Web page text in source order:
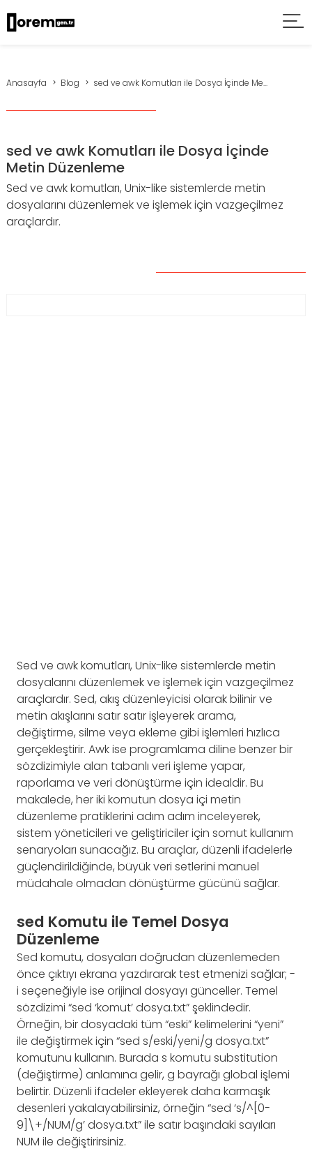
Anasayfa Blog sed ve awk Komutları ile Dosya İçinde Me...
sed ve awk Komutları ile Dosya İçinde
Metin Düzenleme
Sed ve awk komutları, Unix-like sistemlerde metin
dosyalarını düzenlemek ve işlemek için vazgeçilmez
araçlardır.
Sed ve awk komutları, Unix-like sistemlerde metin
dosyalarını düzenlemek ve işlemek için vazgeçilmez
araçlardır. Sed, akış düzenleyicisi olarak bilinir ve
metin akışlarını satır satır işleyerek arama,
değiştirme, silme veya ekleme gibi işlemleri hızlıca
gerçekleştirir. Awk ise programlama diline benzer bir
sözdizimiyle alan tabanlı veri işleme yapar,
raporlama ve veri dönüştürme için idealdir. Bu
makalede, her iki komutun dosya içi metin
düzenleme pratiklerini adım adım inceleyerek,
sistem yöneticileri ve geliştiriciler için somut kullanım
senaryoları sunacağız. Bu araçlar, düzenli ifadelerle
güçlendirildiğinde, büyük veri setlerini manuel
müdahale olmadan dönüştürme gücünü sağlar.
sed Komutu ile Temel Dosya
Düzenleme
Sed komutu, dosyaları doğrudan düzenlemeden
önce çıktıyı ekrana yazdırarak test etmenizi sağlar; -
i seçeneğiyle ise orijinal dosyayı günceller. Temel
sözdizimi “sed ‘komut’ dosya.txt” şeklindedir.
Örneğin, bir dosyadaki tüm “eski” kelimelerini “yeni”
ile değiştirmek için “sed s/eski/yeni/g dosya.txt”
komutunu kullanın. Burada s komutu substitution
(değiştirme) anlamına gelir, g bayrağı global işlemi
belirtir. Düzenli ifadeler ekleyerek daha karmaşık
desenleri yakalayabilirsiniz, örneğin “sed ‘s/^[0-
9]\+/NUM/g’ dosya.txt” ile satır başındaki sayıları
NUM ile değiştirirsiniz.